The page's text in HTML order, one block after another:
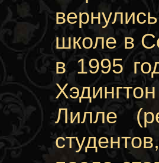
школе в
в 1995
Лилле